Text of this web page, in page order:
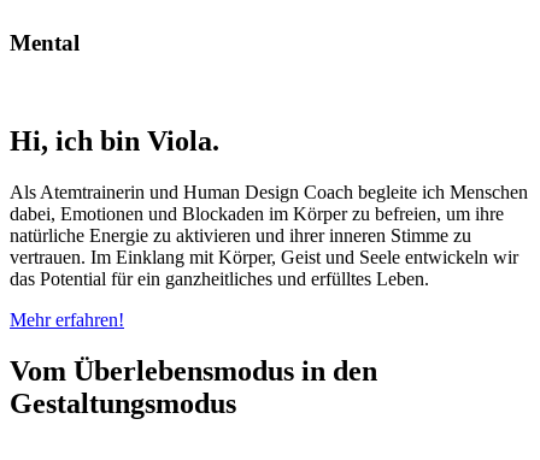
Mental
Hi, ich bin Viola.
Als Atemtrainerin und Human Design Coach begleite ich Menschen
dabei, Emotionen und Blockaden im Körper zu befreien, um ihre
natürliche Energie zu aktivieren und ihrer inneren Stimme zu
vertrauen. Im Einklang mit Körper, Geist und Seele entwickeln wir
das Potential für ein ganzheitliches und erfülltes Leben.
Mehr erfahren!
Vom Überlebensmodus in den
Gestaltungsmodus